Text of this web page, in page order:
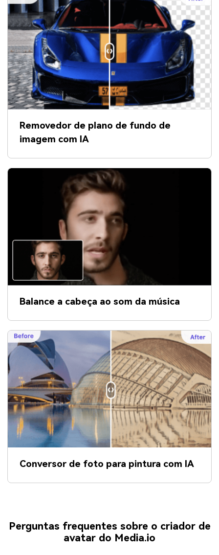
Removedor de plano de fundo de
imagem com IA
Balance a cabeça ao som da música
Conversor de foto para pintura com IA
Perguntas frequentes sobre o criador de
avatar do Media.io